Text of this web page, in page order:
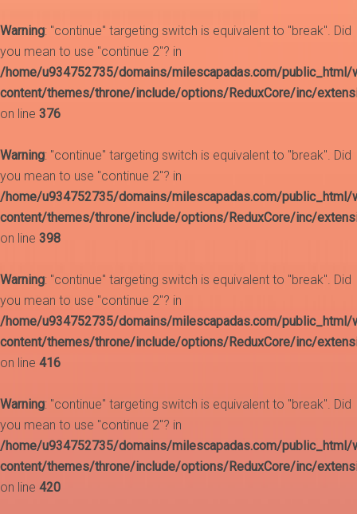
Warning: "continue" targeting switch is equivalent to "break". Did
you mean to use "continue 2"? in
/home/u934752735/domains/milescapadas.com/public_html/
content/themes/throne/include/options/ReduxCore/inc/
on line 376
Warning: "continue" targeting switch is equivalent to "break". Did
you mean to use "continue 2"? in
/home/u934752735/domains/milescapadas.com/public_html/
content/themes/throne/include/options/ReduxCore/inc/
on line 398
Warning: "continue" targeting switch is equivalent to "break". Did
you mean to use "continue 2"? in
/home/u934752735/domains/milescapadas.com/public_html/
content/themes/throne/include/options/ReduxCore/inc/
on line 416
Warning: "continue" targeting switch is equivalent to "break". Did
you mean to use "continue 2"? in
/home/u934752735/domains/milescapadas.com/public_html/
content/themes/throne/include/options/ReduxCore/inc/
on line 420